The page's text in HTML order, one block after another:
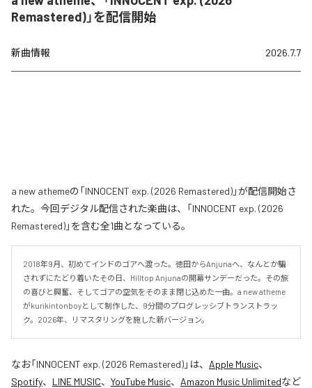
Remastered)」を配信開始
新曲情報 2026.7.7
a new athemeの「INNOCENT exp. (2026 Remastered)」が配信開始さ
れた。今回デジタル配信された楽曲は、「INNOCENT exp. (2026
Remastered)」を含む全1曲となっている。
2018年9月、初めてインドのゴアへ渡った。徳田からAnjunaへ、なんとか騙
されずにたどり着いたその日、Hilltop Anjunaの開幕サンデーだった。その旅
の喜びと興奮、そしてゴアの空気をそのまま閉じ込めた一曲。a new atheme
がkurikintonboyとして制作した、9分間のプログレッシブトランストラッ
ク。2026年、リマスタリングを施した新バージョン。
なお「INNOCENT exp. (2026 Remastered)」は、 Apple Music、
Spotify、 LINE MUSIC、 YouTube Music、 Amazon Music Unlimitedなど